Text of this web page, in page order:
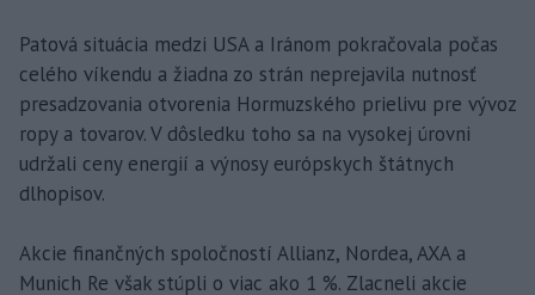
Patová situácia medzi USA a Iránom pokračovala počas
celého víkendu a žiadna zo strán neprejavila nutnosť
presadzovania otvorenia Hormuzského prielivu pre vývoz
ropy a tovarov. V dôsledku toho sa na vysokej úrovni
udržali ceny energií a výnosy európskych štátnych
dlhopisov.
Akcie finančných spoločností Allianz, Nordea, AXA a
Munich Re však stúpli o viac ako 1 %. Zlacneli akcie